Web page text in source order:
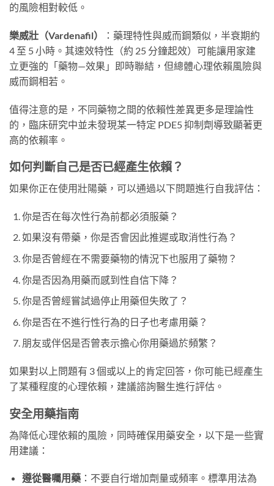
的風險相對較低。
樂威壯（Vardenafil）
：藥理特性與威而鋼類似，半衰期約
4 至 5 小時。其速效特性（約 25 分鐘起效）可能讓用家建
立更強的「藥物—效果」即時聯結，但總體心理依賴風險與
威而鋼相若。
值得注意的是，不同藥物之間的依賴性差異更多是理論性
的，臨床研究中並未發現某一特定 PDE5 抑制劑導致顯著更
高的依賴率。
如何判斷自己是否已經產生依賴？
如果你正在使用壯陽藥，可以通過以下問題進行自我評估：
你是否在每次性行為前都必須服藥？
如果沒有帶藥，你是否會因此推遲或取消性行為？
你是否曾經在不需要藥物的情況下也服用了藥物？
你是否因為用藥而感到性自信下降？
你是否曾經嘗試過停止用藥但失敗了？
你是否在不進行性行為的日子也考慮用藥？
朋友或伴侶是否曾表示擔心你用藥過於頻繁？
如果對以上問題有 3 個或以上的肯定回答，你可能已經產生
了某種程度的心理依賴，建議諮詢醫生進行評估。
安全用藥指南
為降低心理依賴的風險，同時確保用藥安全，以下是一些實
用建議：
遵從醫囑用藥：不要自行增加劑量或頻率。標準用法為